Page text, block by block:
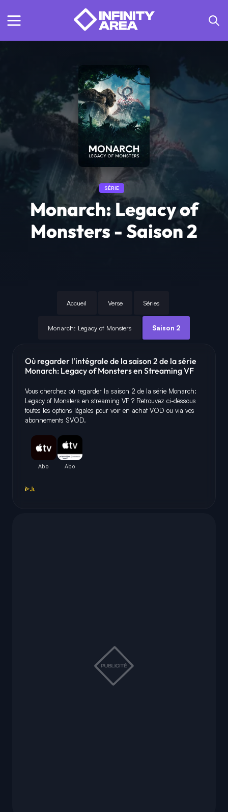
SÉRIE
Monarch: Legacy of
Monsters - Saison 2
Accueil Verse Séries
Monarch: Legacy of Monsters Saison 2
Où regarder l'intégrale de la saison 2 de la série
Monarch: Legacy of Monsters en Streaming VF
Vous cherchez où regarder la saison 2 de la série Monarch:
Legacy of Monsters en streaming VF ? Retrouvez ci-dessous
toutes les options légales pour voir en achat VOD ou via vos
abonnements SVOD.